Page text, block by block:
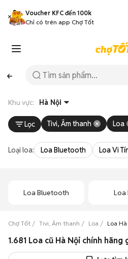
Voucher KFC đến 100k
Chỉ có trên app Chợ Tốt
Khu vực: Hà Nội
Lọc Tivi, Âm thanh Loa
Loại loa: Loa Bluetooth Loa Vi
Loa Bluetooth Loa
Chợ Tốt Tivi, Âm thanh Loa Loa
1.681 Loa cũ Hà Nội chính